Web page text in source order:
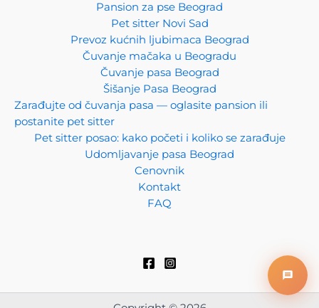
Pansion za pse Beograd
Pet sitter Novi Sad
Prevoz kućnih ljubimaca Beograd
Čuvanje mačaka u Beogradu
Čuvanje pasa Beograd
Šišanje Pasa Beograd
Zarađujte od čuvanja pasa — oglasite pansion ili
postanite pet sitter
Pet sitter posao: kako početi i koliko se zarađuje
Udomljavanje pasa Beograd
Cenovnik
Kontakt
FAQ
Tu sam da vam pomognem da pronađete
pansione, pet sittere, pet taxi, groomere, da udomite
ljubimca ili da vam objasnim kako da oglasavate svoje
usluge na platformi.
Postavite pitanje ili izaberite temu ispod!
Kako naći pansion?
Koliko košta oglašavanje? Šta je pet taxi? Šta radi groomer?
Kako udomiti ljubimca?
Pet sitter vs pansion?